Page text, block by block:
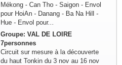
Mékong - Can Tho - Saigon - Envol
pour HoiAn - Danang - Ba Na Hill -
Hue - Envol pour...
Groupe: VAL DE LOIRE
7personnes
Circuit sur mesure à la découverte
du haut Tonkin du 3 nov au 16 nov